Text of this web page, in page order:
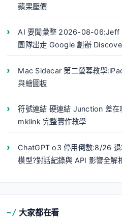
蘋果壓價
AI 要聞彙整 2026-08-06:Jeff
團隊出走 Google 創辦
Mac Sidecar 第二螢幕教學
與繪圖板
符號連結 硬連結 Junction 差
mklink 完整實作教學
ChatGPT o3 停用倒數:8/26 退
模型?對話紀錄與 API 影響全解
大家都在看